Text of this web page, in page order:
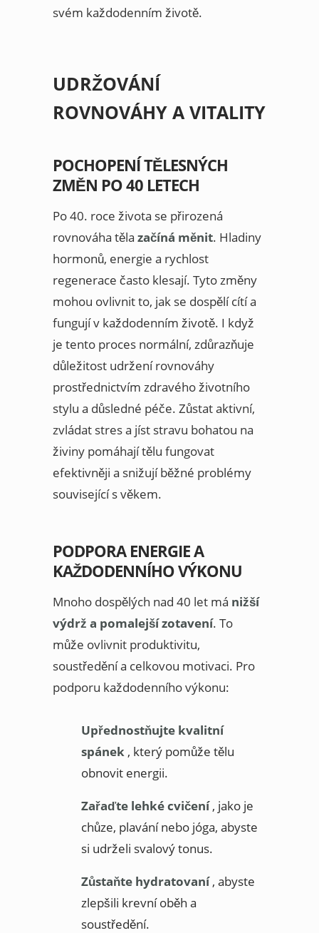
svém každodenním životě.
UDRŽOVÁNÍ
ROVNOVÁHY A VITALITY
POCHOPENÍ TĚLESNÝCH
ZMĚN PO 40 LETECH
Po 40. roce života se přirozená
rovnováha těla začíná měnit. Hladiny
hormonů, energie a rychlost
regenerace často klesají. Tyto změny
mohou ovlivnit to, jak se dospělí cítí a
fungují v každodenním životě. I když
je tento proces normální, zdůrazňuje
důležitost udržení rovnováhy
prostřednictvím zdravého životního
stylu a důsledné péče. Zůstat aktivní,
zvládat stres a jíst stravu bohatou na
živiny pomáhají tělu fungovat
efektivněji a snižují běžné problémy
související s věkem.
PODPORA ENERGIE A
KAŽDODENNÍHO VÝKONU
Mnoho dospělých nad 40 let má nižší
výdrž a pomalejší zotavení. To
může ovlivnit produktivitu,
soustředění a celkovou motivaci. Pro
podporu každodenního výkonu:
Upřednostňujte kvalitní
spánek , který pomůže tělu
obnovit energii.
Zařaďte lehké cvičení, jako je
chůze, plavání nebo jóga, abyste
si udrželi svalový tonus.
Zůstaňte hydratovaní, abyste
zlepšili krevní oběh a
soustředění.